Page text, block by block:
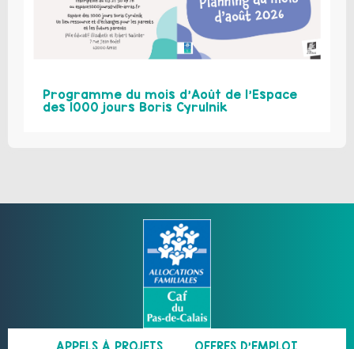
Programme du mois d’Août de l’Espace
des 1000 jours Boris Cyrulnik
APPELS À PROJETS OFFRES D’EMPLOI